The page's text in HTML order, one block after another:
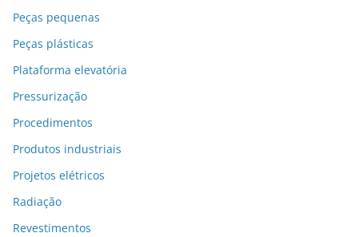
Peças pequenas
Peças plásticas
Plataforma elevatória
Pressurização
Procedimentos
Produtos industriais
Projetos elétricos
Radiação
Revestimentos